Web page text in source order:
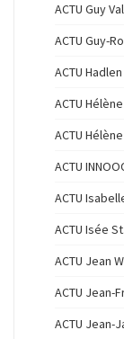
ACTU Guy
ACTU Guy-
ACTU
ACTU
ACTU
ACTU
ACTU
ACTU Isée
ACTU Jean
ACTU Jean-
ACTU Jean-